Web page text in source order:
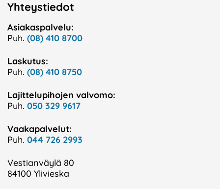
Yhteystiedot
Asiakaspalvelu:
Puh. (08) 410 8700
Laskutus:
Puh. (08) 410 8750
Lajittelupihojen valvomo:
Puh. 050 329 9617
Vaakapalvelut:
Puh. 044 726 2993
Vestianväylä 80
84100 Ylivieska